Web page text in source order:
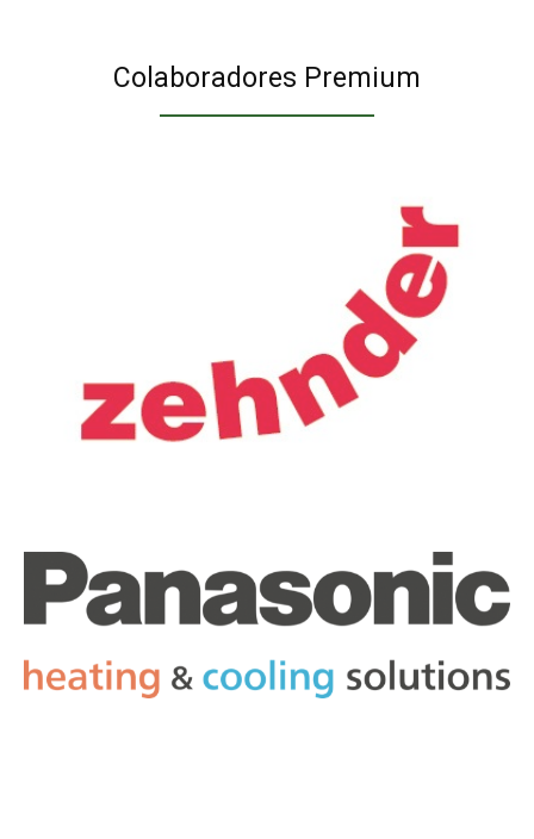
Colaboradores Premium